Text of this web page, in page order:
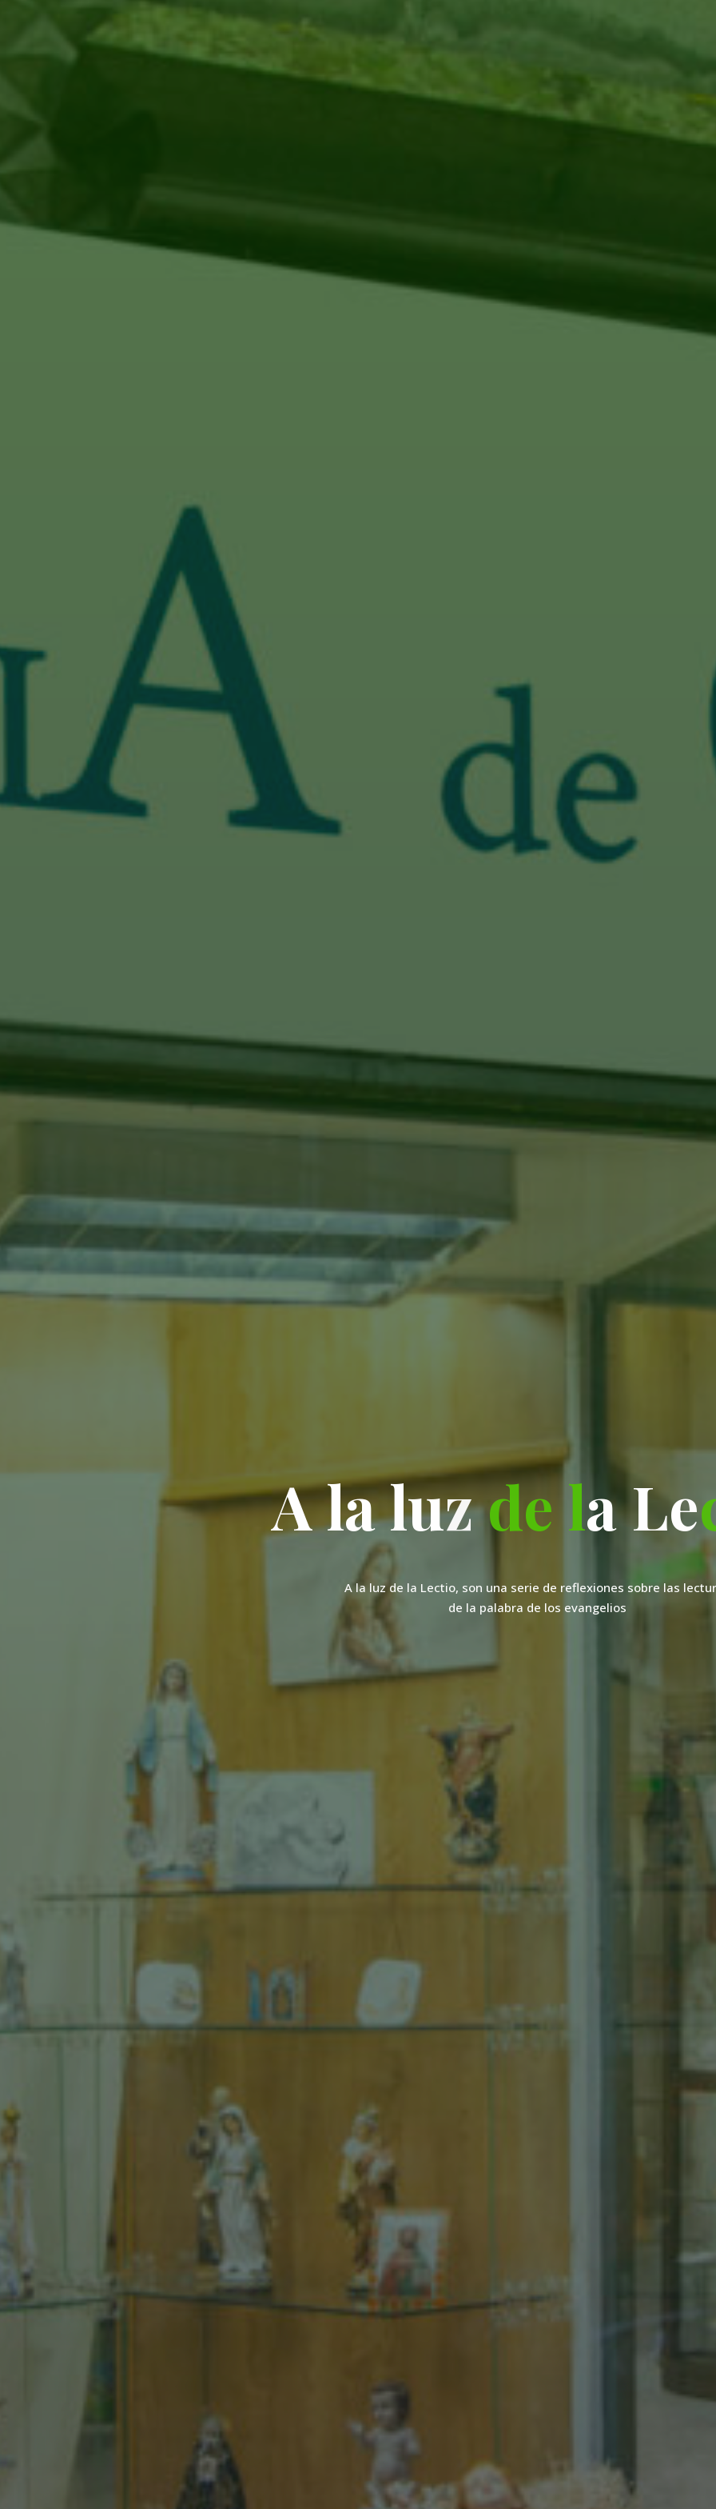
AlaluzdelaL
Le
A la luz de la Lectio, son una serie de reflexiones sobre las
de la palabra de los evangelios